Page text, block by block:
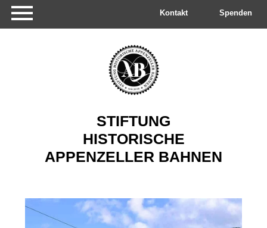
überspringen
Kontakt Spenden
STIFTUNG
HISTORISCHE
APPENZELLER BAHNEN